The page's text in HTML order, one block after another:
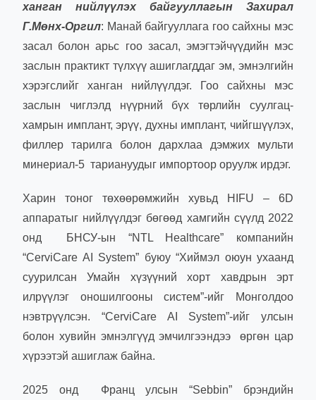
ханган нийлүүлэх байгууллагын Захирал
Г.Мөнх-Оргил: Манай байгууллага гоо сайхны мэс
засал болон арьс гоо засал, эмэгтэйчүүдийн мэс
заслын практикт түлхүү ашиглагддаг эм, эмнэлгийн
хэрэгслийг ханган нийлүүлдэг. Гоо сайхны мэс
заслын чиглэлд нүүрний бүх төрлийн суулгац-
хамрын имплант, эрүү, духны имплант, чийгшүүлэх,
филлер тарилга болон дархлаа дэмжих мульти
минериал-5 тариануудыг импортоор оруулж ирдэг.
Харин тоног төхөөрөмжийн хувьд HIFU – 6D
аппаратыг нийлүүлдэг бөгөөд хамгийн сүүлд 2022
онд БНСУ-ын “NTL Healthcare” компанийн
“CerviCare AI System” буюу “Хиймэл оюун ухаанд
суурилсан Умайн хүзүүний хорт хавдрын эрт
илрүүлэг оношилгооны систем”-ийг Монголдоо
нэвтрүүлсэн. “CerviCare AI System”-ийг улсын
болон хувийн эмнэлгүүд эмчилгээндээ өргөн цар
хүрээтэй ашиглаж байна.
2025 онд Франц улсын “Sebbin” брэндийн